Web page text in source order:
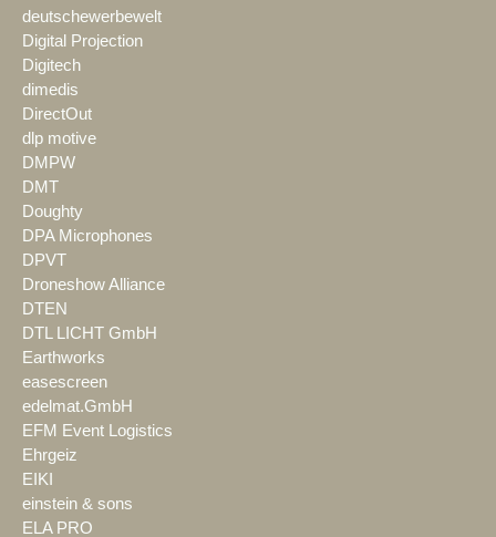
deutschewerbewelt
Digital Projection
Digitech
dimedis
DirectOut
dlp motive
DMPW
DMT
Doughty
DPA Microphones
DPVT
Droneshow Alliance
DTEN
DTL LICHT GmbH
Earthworks
easescreen
edelmat.GmbH
EFM Event Logistics
Ehrgeiz
EIKI
einstein & sons
ELA PRO